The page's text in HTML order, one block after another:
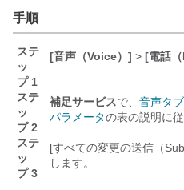
手順
ステ
ッ
プ 1
[音声（Voice）] > [電話
ステ
ッ
プ 2
補足サービスで、 音声タ
パラメータの表の説明に
ステ
ッ
プ 3
[すべての変更の送信（
します。